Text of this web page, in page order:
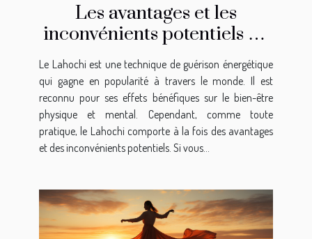
Les avantages et les
inconvénients potentiels de
la pratique du Lahochi
Le Lahochi est une technique de guérison énergétique
qui gagne en popularité à travers le monde. Il est
reconnu pour ses effets bénéfiques sur le bien-être
physique et mental. Cependant, comme toute
pratique, le Lahochi comporte à la fois des avantages
et des inconvénients potentiels. Si vous...